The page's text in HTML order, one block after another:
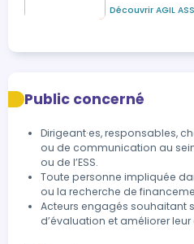
Découvrir AGIL
Public concerné
Dirigeant·es, responsables,
ou de communication au
ou de l’ESS.
Toute personne impliquée
ou la recherche de
Acteurs engagés souhaitant
d’évaluation et améliorer